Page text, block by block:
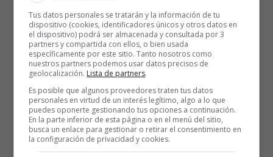
Recursos Educativos en
Tus datos personales se tratarán y la información de tu
dispositivo (cookies, identificadores únicos y otros datos en
el dispositivo) podrá ser almacenada y consultada por 3
partners y compartida con ellos, o bien usada
específicamente por este sitio. Tanto nosotros como
nuestros partners podemos usar datos precisos de
geolocalización. Lista de partners.
Es posible que algunos proveedores traten tus datos
personales en virtud de un interés legítimo, algo a lo que
puedes oponerte gestionando tus opciones a continuación.
En la parte inferior de esta página o en el menú del sitio,
busca un enlace para gestionar o retirar el consentimiento en
la configuración de privacidad y cookies.